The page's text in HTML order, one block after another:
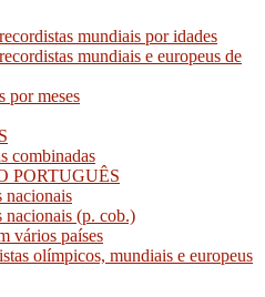
mundiais por idades
mundiais e europeus de
por meses
combinadas
PORTUGUÊS
nacionais
nacionais (p. cob.)
vários países
olímpicos, mundiais e europeus